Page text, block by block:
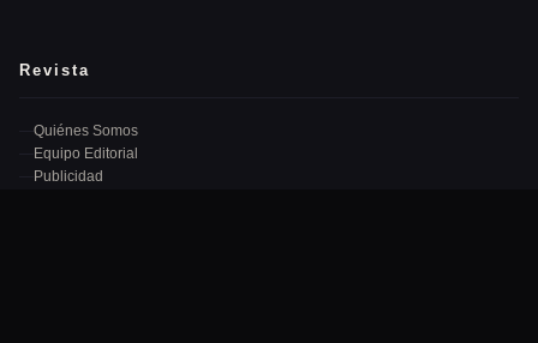
Revista
Quiénes Somos
Equipo Editorial
Publicidad